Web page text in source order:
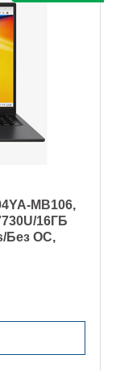
MB106,
16ГБ
Без ОС,